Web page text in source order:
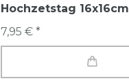
Hochzetstag 16x16cm
7,95 € *